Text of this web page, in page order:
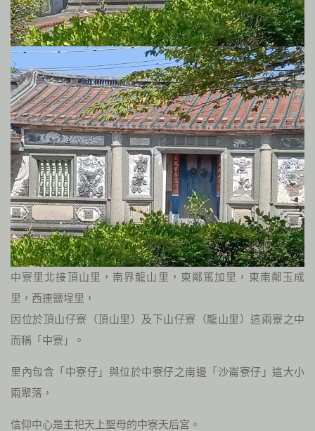
中寮里北接頂山里，南界龍山里，東鄰篤加里，東南鄰玉成
里，西連鹽埕里，
因位於頂山仔寮（頂山里）及下山仔寮（龍山里）這兩寮之中
而稱「中寮」。
里內包含「中寮仔」與位於中寮仔之南邊「沙崙寮仔」這大小
兩聚落，
信仰中心是主祀天上聖母的中寮天后宮。